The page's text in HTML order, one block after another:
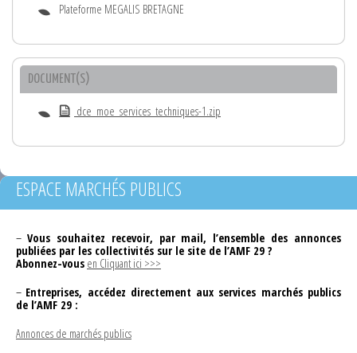
Plateforme MEGALIS BRETAGNE
DOCUMENT(S)
dce_moe_services_techniques-1.zip
ESPACE MARCHÉS PUBLICS
– Vous souhaitez recevoir, par mail, l’ensemble des annonces
publiées par les collectivités sur le site de l’AMF 29 ?
Abonnez-vous en Cliquant ici >>>
– Entreprises, accédez directement aux services marchés publics
de l’AMF 29 :
Annonces de marchés publics